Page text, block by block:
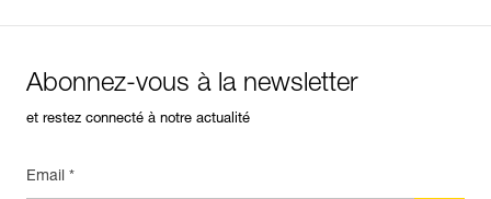
Abonnez-vous à la newsletter
et restez connecté à notre actualité
Email *